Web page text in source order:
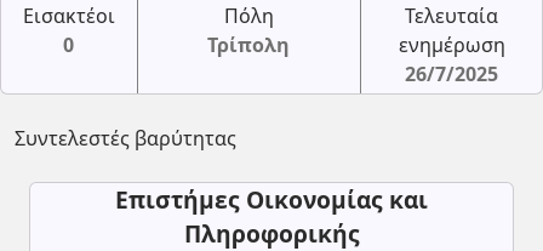
Εισακτέοι
0
Πόλη
Τρίπολη
Τελευταία
ενημέρωση
26/7/2025
Συντελεστές βαρύτητας
Επιστήμες Οικονομίας και
Πληροφορικής